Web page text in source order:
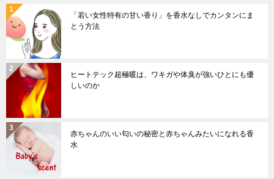
「若い女性特有の甘い香り」を香水なしでカンタンにま
とう方法
ヒートテック超極暖は、ワキガや体臭が強いひとにも優
しいのか
赤ちゃんのいい匂いの秘密と赤ちゃんみたいになれる香
水